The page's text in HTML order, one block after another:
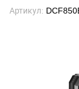
Артикул: